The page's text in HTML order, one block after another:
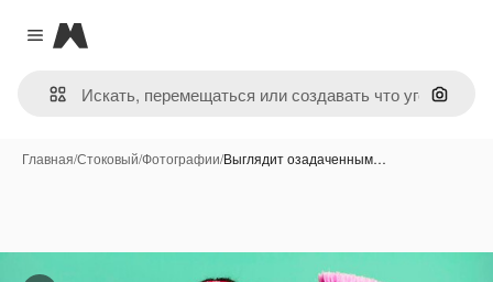
Close menu
Magnific
Поиск
Главная/Стоковый/Фотографии/Выглядит озадаченным…